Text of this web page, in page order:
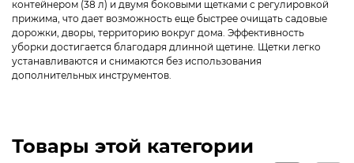
контейнером (38 л) и двумя боковыми щетками с регулировкой
прижима, что дает возможность еще быстрее очищать садовые
дорожки, дворы, территорию вокруг дома. Эффективность
уборки достигается благодаря длинной щетине. Щетки легко
устанавливаются и снимаются без использования
дополнительных инструментов.
Товары этой категории